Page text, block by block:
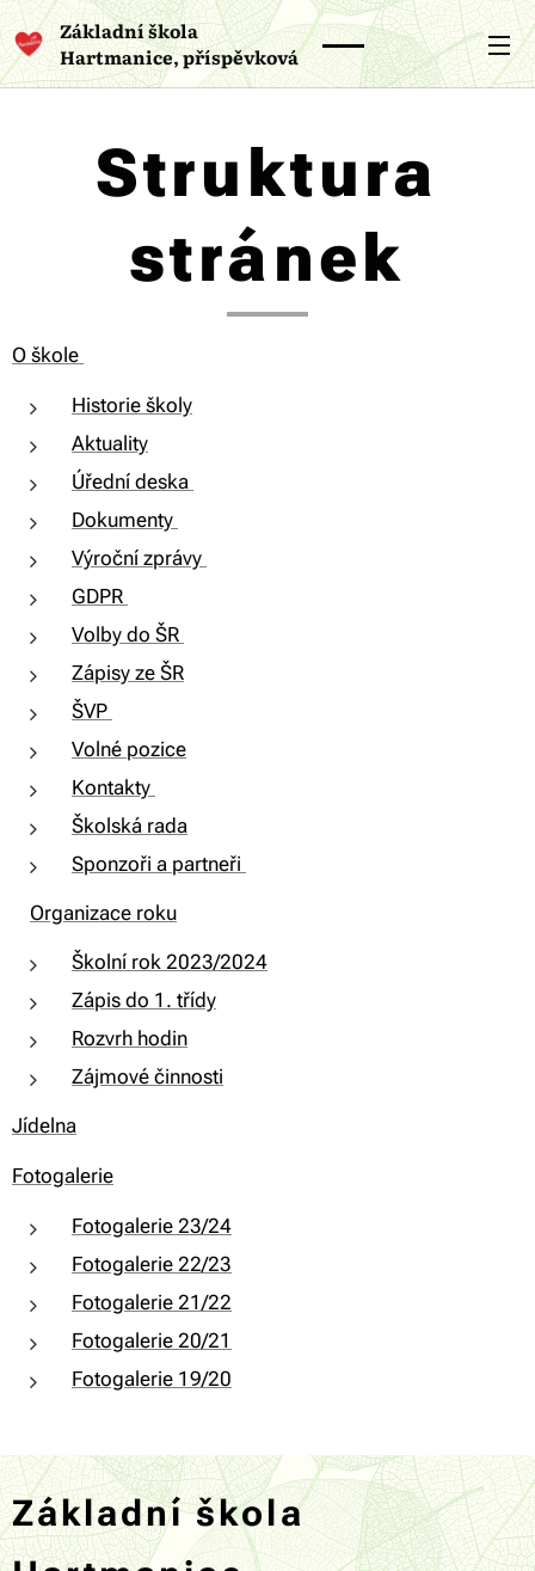
Základní škola
Hartmanice, příspěvková
organizace
Struktura
stránek
O škole
Historie školy
Aktuality
Úřední deska
Dokumenty
Výroční zprávy
GDPR
Volby do ŠR
Zápisy ze ŠR
ŠVP
Volné pozice
Kontakty
Školská rada
Sponzoři a partneři
Organizace roku
Školní rok 2023/2024
Zápis do 1. třídy
Rozvrh hodin
Zájmové činnosti
Jídelna
Fotogalerie
Fotogalerie 23/24
Fotogalerie 22/23
Fotogalerie 21/22
Fotogalerie 20/21
Fotogalerie 19/20
Základní škola